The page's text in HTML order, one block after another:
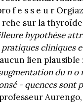
f e s s e u r
sur la
hypothèse
cliniques
lien plausible :
du n o
- quences sont